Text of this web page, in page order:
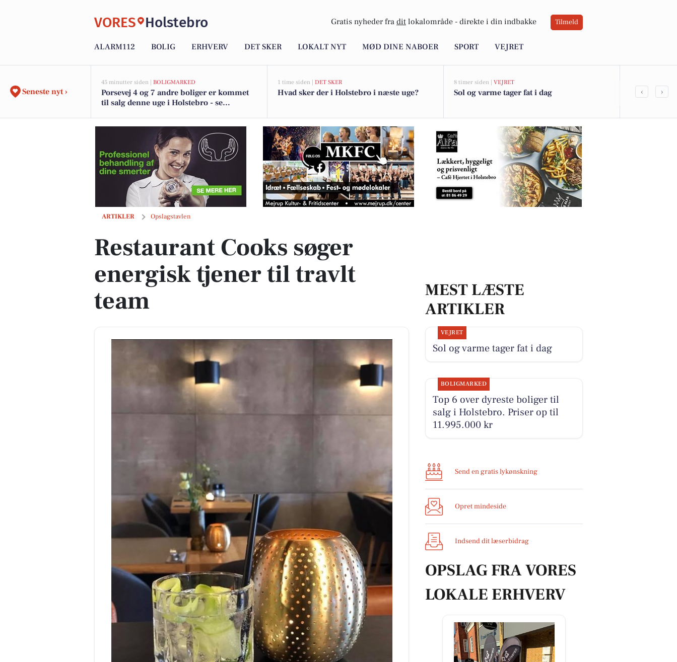
VORES Holstebro Gratis nyheder fra dit lokalområde - direkte i din indbakke Tilmeld
ALARM112 BOLIG ERHVERV DET SKER LOKALT NYT MØD DINE NABOER SPORT VEJRET
Seneste nyt ›
45 minutter siden | BOLIGMARKED
Porsevej 4 og 7 andre boliger er kommet
til salg denne uge i Holstebro - se
1 time siden | DET SKER
Hvad sker der i Holstebro i næste uge?
8 timer siden | VEJRET
Sol og varme tager fat i dag
Oplev
‹ ›
ARTIKLER Opslagstavlen
Restaurant Cooks søger energisk tjener til travlt team
Restaurant Cooks søger
energisk tjener til travlt
team
MEST LÆSTE
ARTIKLER
VEJRET
Sol og varme tager fat i dag
BOLIGMARKED
Top 6 over dyreste boliger til
salg i Holstebro. Priser op til
11.995.000 kr
Send en gratis lykønskning
Opret mindeside
Indsend dit læserbidrag
OPSLAG FRA VORES
LOKALE ERHVERV